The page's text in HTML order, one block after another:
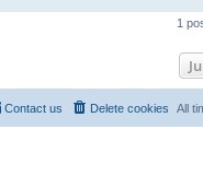
1
All
Delete cookies
Contact us